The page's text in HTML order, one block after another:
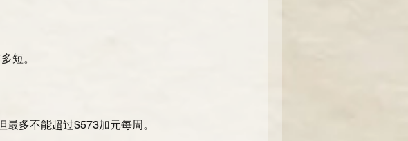
短。
多不能超过$573加元每周。